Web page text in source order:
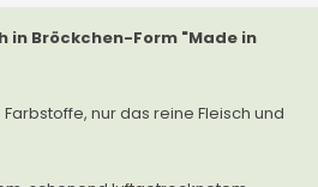
Bröckchen-Form "Made in
nur das reine Fleisch und